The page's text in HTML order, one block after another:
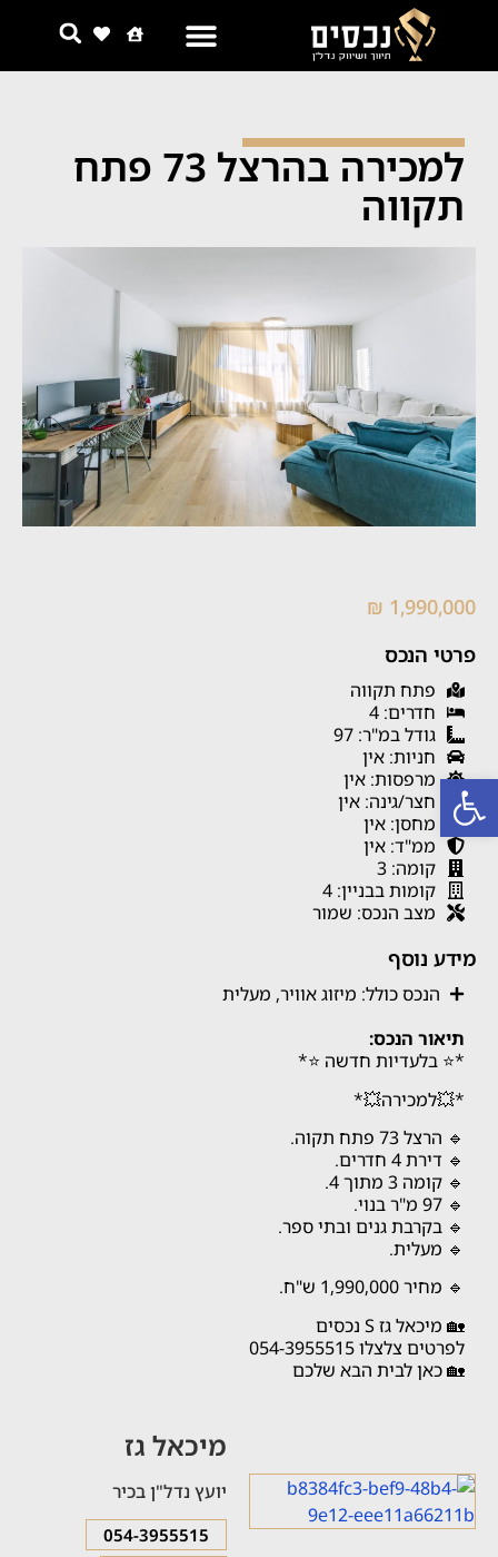
פתח סרגל נגישות
למכירה בהרצל 73 פתח
תקווה
1,990,000 ₪
פרטי הנכס
פתח תקווה
חדרים: 4
גודל במ"ר: 97
חניות: אין
מרפסות: אין
חצר/גינה: אין
מחסן: אין
ממ"ד: אין
קומה: 3
קומות בבניין: 4
מצב הנכס: שמור
מידע נוסף
הנכס כולל: מיזוג אוויר, מעלית
תיאור הנכס:
*⭐ בלעדיות חדשה ⭐*
*💥למכירה💥*
🔹 הרצל 73 פתח תקוה.
🔹 דירת 4 חדרים.
🔹 קומה 3 מתוך 4.
🔹 97 מ"ר בנוי.
🔹 בקרבת גנים ובתי ספר.
🔹 מעלית.
🔹 מחיר 1,990,000 ש"ח.
🏡 מיכאל גז S נכסים
לפרטים צלצלו 054-3955515
🏡 כאן לבית הבא שלכם
מיכאל גז
יועץ נדל"ן בכיר
054-3955515